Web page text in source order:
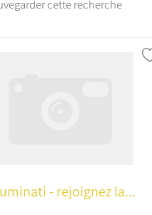
cette recherche
- rejoignez la...